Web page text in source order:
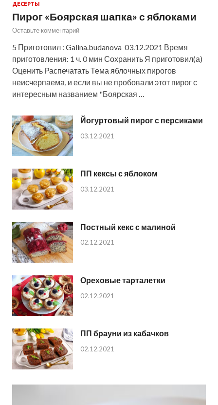
ДЕСЕРТЫ
Пирог «Боярская шапка» с яблоками
Оставьте комментарий
5 Приготовил : Galina.budanova 03.12.2021 Время
приготовления: 1 ч. 0 мин Сохранить Я приготовил(а)
Оценить Распечатать Тема яблочных пирогов
неисчерпаема, и если вы не пробовали этот пирог с
интересным названием "Боярская …
Йогуртовый пирог с персиками
03.12.2021
ПП кексы с яблоком
03.12.2021
Постный кекс с малиной
02.12.2021
Ореховые тарталетки
02.12.2021
ПП брауни из кабачков
02.12.2021